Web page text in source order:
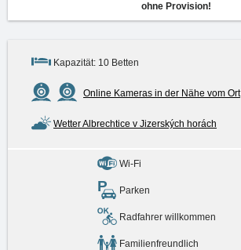
ohne Provision!
Kapazität: 10 Betten
Online Kameras in der Nähe vom Ort
Wetter Albrechtice v Jizerských horách
Wi-Fi
Parken
Radfahrer willkommen
Familienfreundlich